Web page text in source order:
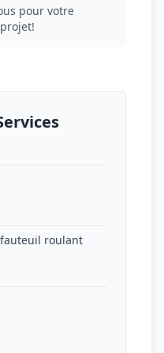
pour votre
roulant